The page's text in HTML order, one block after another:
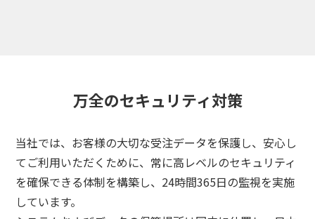
万全のセキュリティ対策
当社では、お客様の大切な受注データを保護し、安心し
てご利用いただくために、 常に高レベルのセキュリティ
を確保できる体制を構築し、24時間365日の監視を実施
しています。